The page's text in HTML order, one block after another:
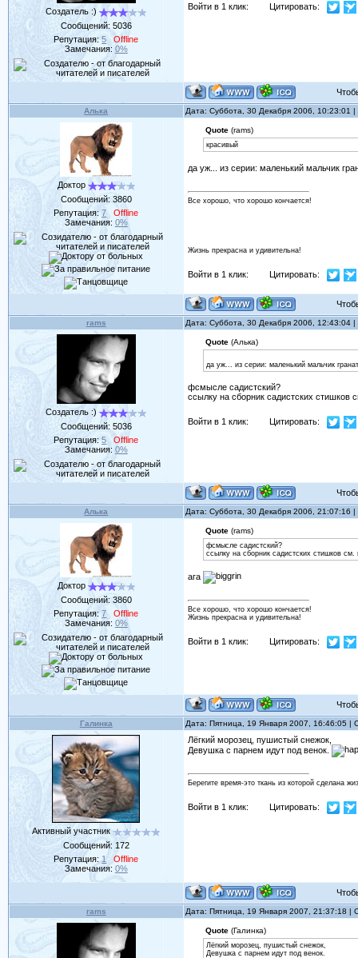
Создатель :)
Сообщений: 5036
Репутация:5
Offline
Замечания: 0%
Войти в 1 клик: Цитировать:
Алька Дата: Суббота, 30 Декабря 2006, 10:23:01
Доктор
Сообщений: 3860
Репутация:7
Offline
Замечания: 0%
Quote(rams)
красивый
да уж... из серии: маленький мальчик
Все хорошо, что хорошо кончается!
Жизнь прекрасна и удивительна!
Войти в 1 клик: Цитировать:
rams Дата: Суббота, 30 Декабря 2006, 12:43:04
Создатель :)
Сообщений: 5036
Репутация:5
Offline
Замечания: 0%
Quote(Алька)
да уж... из серии: маленький мальчик
фсмысле садистский?
ссылку на сборник садистских стишков
Войти в 1 клик: Цитировать:
Алька Дата: Суббота, 30 Декабря 2006, 21:07:16
Доктор
Сообщений: 3860
Репутация:7
Offline
Замечания: 0%
Quote(rams)
фсмысле садистский?
ссылку на сборник садистских стишков см.
ага
Все хорошо, что хорошо кончается!
Жизнь прекрасна и удивительна!
Войти в 1 клик: Цитировать:
Галинка Дата: Пятница, 19 Января 2007, 16:46:05 |
Активный участник
Сообщений: 172
Репутация: 1
Offline
Замечания: 0%
Лёгкий морозец, пушистый снежок,
Девушка с парнем идут под венок.
Берегите время-это ткань из которой сделана
Войти в 1 клик: Цитировать:
rams Дата: Пятница, 19 Января 2007, 21:37:18 |
Quote(Галинка)
Лёгкий морозец, пушистый снежок,
Девушка с парнем идут под венок.